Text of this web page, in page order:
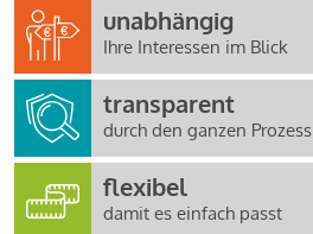
unabhängig
Ihre Interessen im Blick
transparent
durch den ganzen Prozess
flexibel
damit es einfach passt